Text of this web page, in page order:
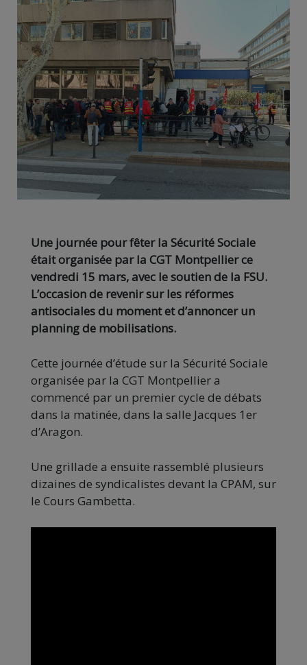
Une journée pour fêter la Sécurité Sociale
était organisée par la CGT Montpellier ce
vendredi 15 mars, avec le soutien de la FSU.
L’occasion de revenir sur les réformes
antisociales du moment et d’annoncer un
planning de mobilisations.
Cette journée d’étude sur la Sécurité Sociale
organisée par la CGT Montpellier a
commencé par un premier cycle de débats
dans la matinée, dans la salle Jacques 1er
d’Aragon.
Une grillade a ensuite rassemblé plusieurs
dizaines de syndicalistes devant la CPAM, sur
le Cours Gambetta.